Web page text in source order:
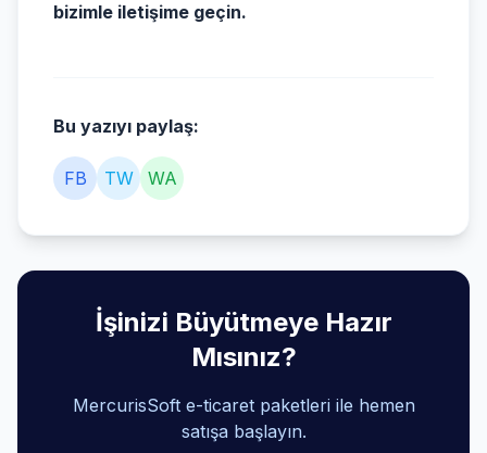
bizimle iletişime geçin.
Bu yazıyı paylaş:
FB TW WA
İşinizi Büyütmeye Hazır
Mısınız?
MercurisSoft e-ticaret paketleri ile hemen
satışa başlayın.